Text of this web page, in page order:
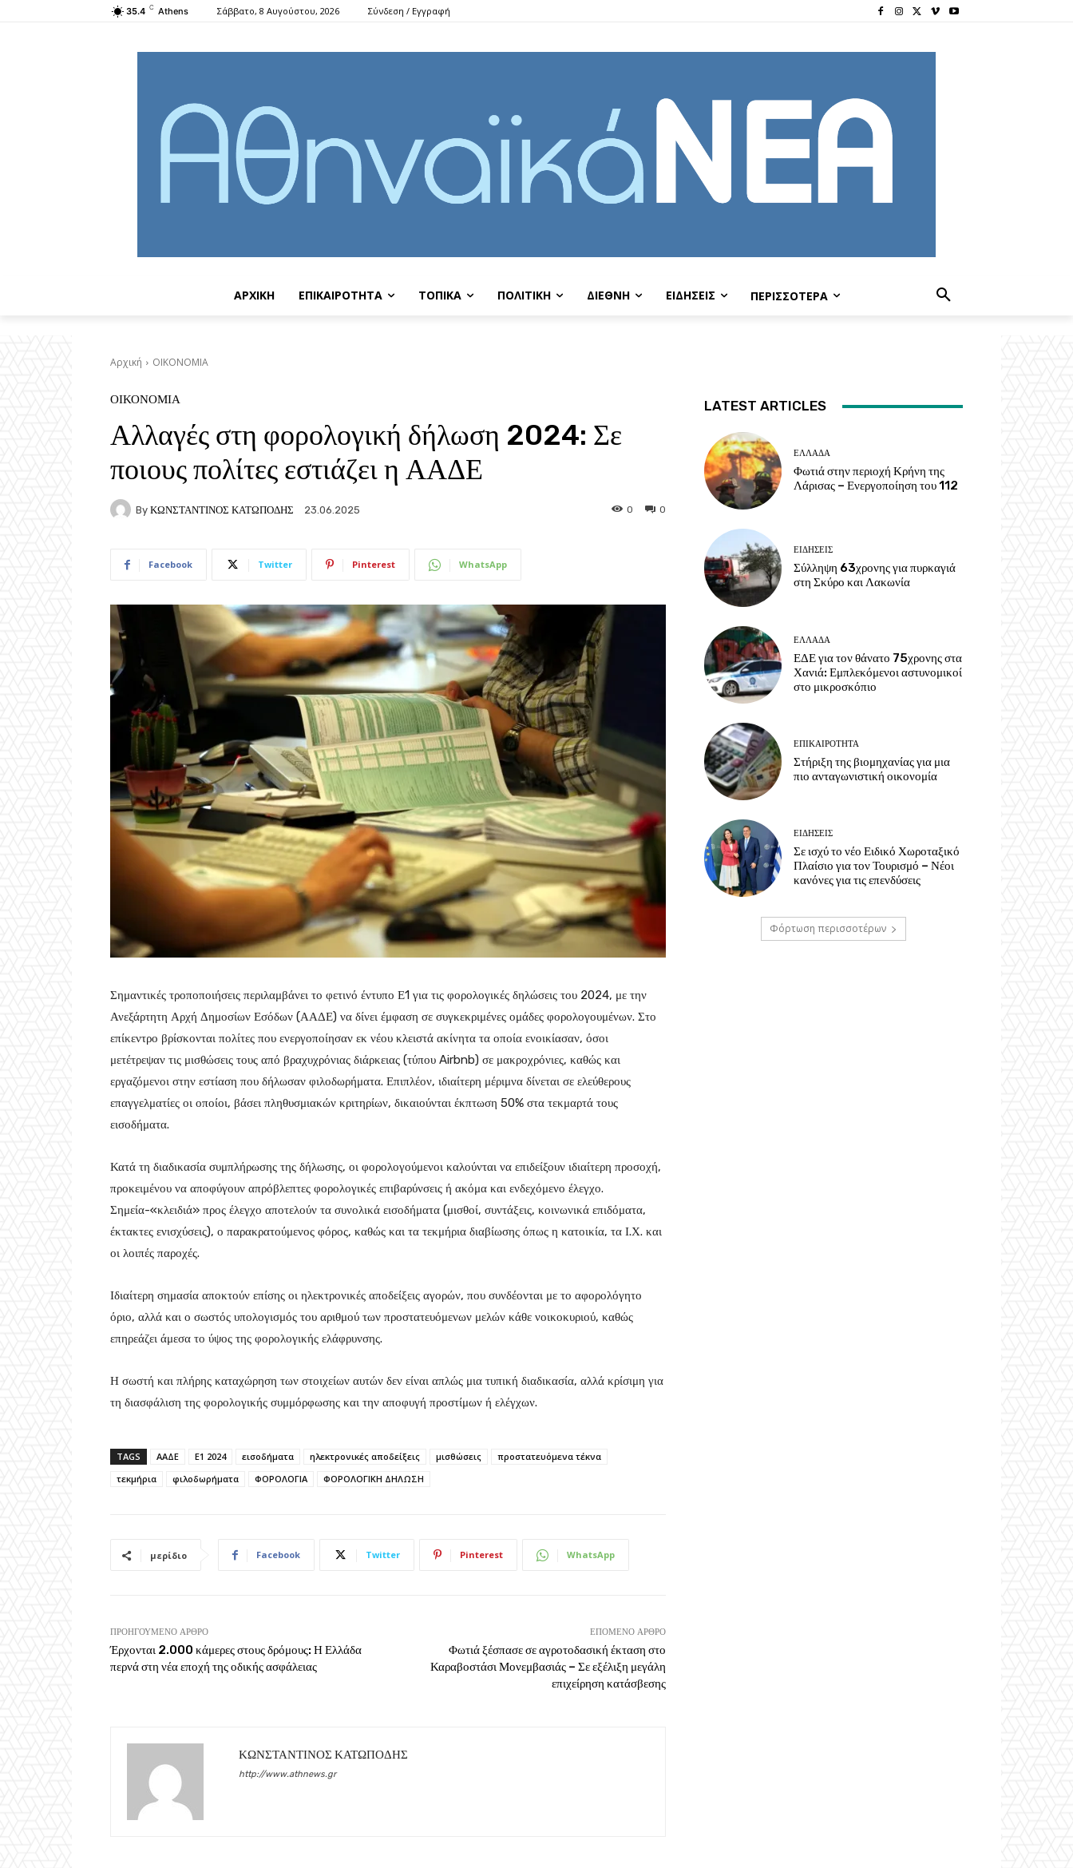
35.4 C Athens Σάββατο, 8 Αυγούστου, 2026 Σύνδεση / Εγγραφή
ΑΡΧΙΚΗ ΕΠΙΚΑΙΡΟΤΗΤΑ ΤΟΠΙΚΑ ΠΟΛΙΤΙΚΗ ΔΙΕΘΝΗ EIΔΗΣΕΙΣ ΠΕΡΙΣΣΟΤΕΡΑ
Αρχική ΟΙΚΟΝΟΜΙΑ
ΟΙΚΟΝΟΜΙΑ
Αλλαγές στη φορολογική δήλωση 2024: Σε
ποιους πολίτες εστιάζει η ΑΑΔΕ
By ΚΩΝΣΤΑΝΤΙΝΟΣ ΚΑΤΩΠΟΔΗΣ 23.06.2025 0
0
Facebook Twitter Pinterest WhatsApp
Σημαντικές τροποποιήσεις περιλαμβάνει το φετινό έντυπο Ε1 για τις φορολογικές δηλώσεις του 2024, με την
Ανεξάρτητη Αρχή Δημοσίων Εσόδων (ΑΑΔΕ) να δίνει έμφαση σε συγκεκριμένες ομάδες φορολογουμένων. Στο
επίκεντρο βρίσκονται πολίτες που ενεργοποίησαν εκ νέου κλειστά ακίνητα τα οποία ενοικίασαν, όσοι
μετέτρεψαν τις μισθώσεις τους από βραχυχρόνιας διάρκειας (τύπου Airbnb) σε μακροχρόνιες, καθώς και
εργαζόμενοι στην εστίαση που δήλωσαν φιλοδωρήματα. Επιπλέον, ιδιαίτερη μέριμνα δίνεται σε ελεύθερους
επαγγελματίες οι οποίοι, βάσει πληθυσμιακών κριτηρίων, δικαιούνται έκπτωση 50% στα τεκμαρτά τους
εισοδήματα.
Κατά τη διαδικασία συμπλήρωσης της δήλωσης, οι φορολογούμενοι καλούνται να επιδείξουν ιδιαίτερη προσοχή,
προκειμένου να αποφύγουν απρόβλεπτες φορολογικές επιβαρύνσεις ή ακόμα και ενδεχόμενο έλεγχο.
Σημεία-«κλειδιά» προς έλεγχο αποτελούν τα συνολικά εισοδήματα (μισθοί, συντάξεις, κοινωνικά επιδόματα,
έκτακτες ενισχύσεις), ο παρακρατούμενος φόρος, καθώς και τα τεκμήρια διαβίωσης όπως η κατοικία, τα Ι.Χ. και
οι λοιπές παροχές.
Ιδιαίτερη σημασία αποκτούν επίσης οι ηλεκτρονικές αποδείξεις αγορών, που συνδέονται με το αφορολόγητο
όριο, αλλά και ο σωστός υπολογισμός του αριθμού των προστατευόμενων μελών κάθε νοικοκυριού, καθώς
επηρεάζει άμεσα το ύψος της φορολογικής ελάφρυνσης.
Η σωστή και πλήρης καταχώρηση των στοιχείων αυτών δεν είναι απλώς μια τυπική διαδικασία, αλλά κρίσιμη για
τη διασφάλιση της φορολογικής συμμόρφωσης και την αποφυγή προστίμων ή ελέγχων.
TAGS ΑΑΔΕ Ε1 2024 εισοδήματα ηλεκτρονικές αποδείξεις μισθώσεις
προστατευόμενα τέκνα
τεκμήρια
φιλοδωρήματα ΦΟΡΟΛΟΓΙΑ ΦΟΡΟΛΟΓΙΚΗ ΔΗΛΩΣΗ
μερίδιο Facebook Twitter Pinterest WhatsApp
ΠΡΟΗΓΟΎΜΕΝΟ ΆΡΘΡΟ
Έρχονται 2.000 κάμερες στους δρόμους: Η Ελλάδα
περνά στη νέα εποχή της οδικής ασφάλειας
ΕΠΌΜΕΝΟ ΆΡΘΡΟ
Φωτιά ξέσπασε σε αγροτοδασική έκταση στο
Καραβοστάσι Μονεμβασιάς – Σε εξέλιξη μεγάλη
επιχείρηση κατάσβεσης
ΚΩΝΣΤΑΝΤΙΝΟΣ ΚΑΤΩΠΟΔΗΣ
http://www.athnews.gr
LATEST ARTICLES
ΕΛΛΑΔΑ
Φωτιά στην περιοχή Κρήνη της
Λάρισας – Ενεργοποίηση του 112
ΕΙΔΗΣΕΙΣ
Σύλληψη 63χρονης για πυρκαγιά
στη Σκύρο και Λακωνία
ΕΛΛΑΔΑ
ΕΔΕ για τον θάνατο 75χρονης στα
Χανιά: Εμπλεκόμενοι αστυνομικοί
στο μικροσκόπιο
ΕΠΙΚΑΙΡΟΤΗΤΑ
Στήριξη της βιομηχανίας για μια
πιο ανταγωνιστική οικονομία
ΕΙΔΗΣΕΙΣ
Σε ισχύ το νέο Ειδικό Χωροταξικό
Πλαίσιο για τον Τουρισμό – Νέοι
κανόνες για τις επενδύσεις
Φόρτωση περισσοτέρων